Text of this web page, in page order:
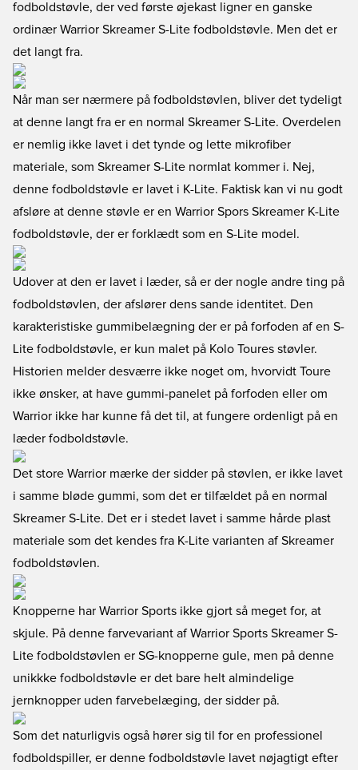
fodboldstøvle, der ved første øjekast ligner en ganske
ordinær Warrior Skreamer S-Lite fodboldstøvle. Men det er
det langt fra.
Når man ser nærmere på fodboldstøvlen, bliver det tydeligt
at denne langt fra er en normal Skreamer S-Lite. Overdelen
er nemlig ikke lavet i det tynde og lette mikrofiber
materiale, som Skreamer S-Lite normlat kommer i. Nej,
denne fodboldstøvle er lavet i K-Lite. Faktisk kan vi nu godt
afsløre at denne støvle er en Warrior Spors Skreamer K-Lite
fodboldstøvle, der er forklædt som en S-Lite model.
Udover at den er lavet i læder, så er der nogle andre ting på
fodboldstøvlen, der afslører dens sande identitet. Den
karakteristiske gummibelægning der er på forfoden af en S-
Lite fodboldstøvle, er kun malet på Kolo Toures støvler.
Historien melder desværre ikke noget om, hvorvidt Toure
ikke ønsker, at have gummi-panelet på forfoden eller om
Warrior ikke har kunne få det til, at fungere ordenligt på en
læder fodboldstøvle.
Det store Warrior mærke der sidder på støvlen, er ikke lavet
i samme bløde gummi, som det er tilfældet på en normal
Skreamer S-Lite. Det er i stedet lavet i samme hårde plast
materiale som det kendes fra K-Lite varianten af Skreamer
fodboldstøvlen.
Knopperne har Warrior Sports ikke gjort så meget for, at
skjule. På denne farvevariant af Warrior Sports Skreamer S-
Lite fodboldstøvlen er SG-knopperne gule, men på denne
unikkke fodboldstøvle er det bare helt almindelige
jernknopper uden farvebelæging, der sidder på.
Som det naturligvis også hører sig til for en professionel
fodboldspiller, er denne fodboldstøvle lavet nøjagtigt efter